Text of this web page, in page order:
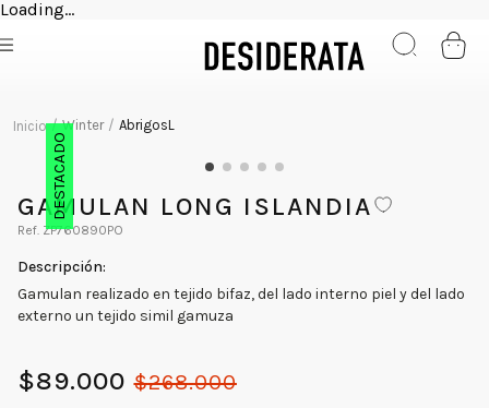
Loading...
Winter AbrigosL
DESTACADO
GAMULAN LONG ISLANDIA
ZP760890PO
Gamulan realizado en tejido bifaz, del lado interno piel y del lado
externo un tejido simil gamuza
$89.000 $268.000